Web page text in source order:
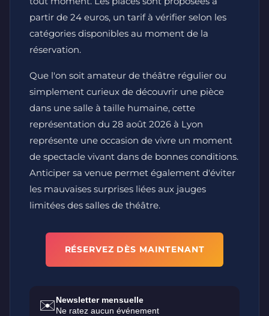
partir de 24 euros, un tarif à vérifier selon les
catégories disponibles au moment de la
réservation.
Que l'on soit amateur de théâtre régulier ou
simplement curieux de découvrir une pièce
dans une salle à taille humaine, cette
représentation du 28 août 2026 à Lyon
représente une occasion de vivre un moment
de spectacle vivant dans de bonnes conditions.
Anticiper sa venue permet également d'éviter
les mauvaises surprises liées aux jauges
limitées des salles de théâtre.
RÉSERVEZ DÈS MAINTENANT
✉️Newsletter mensuelle
Ne ratez aucun événement